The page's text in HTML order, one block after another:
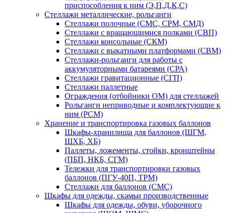
приспособления к ним (Э,П,Д,К,С)
Стеллажи металлические, рольганги
Стеллажи полочные (СМС, СРМ, СМД)
Стеллажи с вращающимися полками (СВП)
Стеллажи консольные (СКМ)
Стеллажи с выкатными платформами (СВМ)
Стеллажи-рольганги для работы с
аккумуляторными батареями (СРА)
Стеллажи гравитационные (СГП)
Стеллажи паллетные
Ограждения (отбойники ОМ) для стеллажей
Рольганги неприводные и комплектующие к
ним (РСМ)
Хранение и транспортировка газовых баллонов
Шкафы-хранилища для баллонов (ШГМ,
ШХБ, ХБ)
Паллеты, ложементы, стойки, кронштейны
(ПБП, НКБ, СГМ)
Тележки для транспортировки газовых
баллонов (ПГУ-40П, ТРМ)
Стеллажи для баллонов (СМС)
Шкафы для одежды, скамьи производственные
Шкафы для одежды, обуви, уборочного